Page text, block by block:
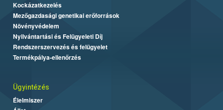
Kockázatkezelés
Mezőgazdasági genetikai erőforrások
Növényvédelem
Nyilvántartási és Felügyeleti Díj
Rendszerszervezés és felügyelet
Termékpálya-ellenőrzés
Ügyintézés
Élelmiszer